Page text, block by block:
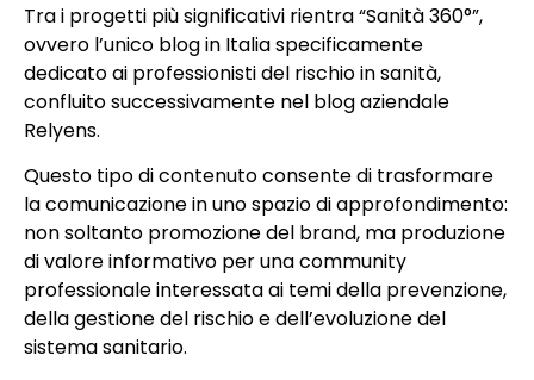
Tra i progetti più significativi rientra “Sanità 360°”,
ovvero l’unico blog in Italia specificamente
dedicato ai professionisti del rischio in sanità,
confluito successivamente nel blog aziendale
Relyens.
Questo tipo di contenuto consente di trasformare
la comunicazione in uno spazio di approfondimento:
non soltanto promozione del brand, ma produzione
di valore informativo per una community
professionale interessata ai temi della prevenzione,
della gestione del rischio e dell’evoluzione del
sistema sanitario.